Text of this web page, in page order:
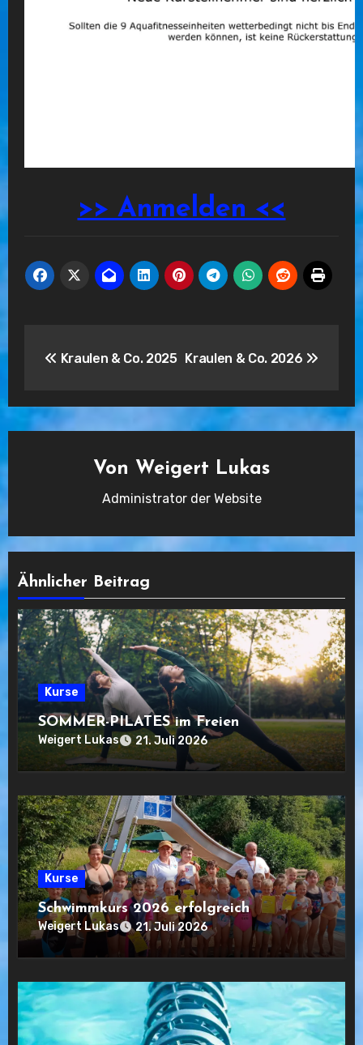
>> Anmelden <<
Kraulen & Co. 2025 Kraulen & Co. 2026
Von Weigert Lukas
Administrator der Website
Ähnlicher Beitrag
Kurse
SOMMER-PILATES im Freien
Weigert Lukas 21. Juli 2026
Kurse
Schwimmkurs 2026 erfolgreich
Weigert Lukas 21. Juli 2026